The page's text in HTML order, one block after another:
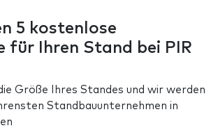
5 kostenlose
für Ihren Stand bei PIR
Größe Ihres Standes und wir werden
Standbauunternehmen in